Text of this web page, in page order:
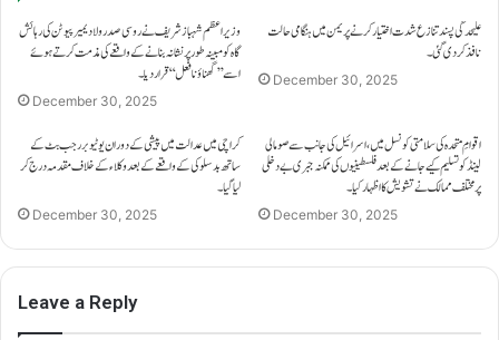
وزیراعظم شہباز شریف نے روسی صدر ولادیمیر پیوٹن کی رہائش
گاہ کو مبینہ طور پر نشانہ بنانے کے واقعے کی مذمت کرتے ہوئے
اسے ’’گھناؤنا فعل‘‘ قرار دیا۔
December 30, 2025
علیحدگی پسند تنازع شدت اختیار کرنے پر یمن میں ہنگامی حالت
نافذ کر دی گئی۔
December 30, 2025
کراچی میں عدالت میں پیشی کے دوران یوٹیوبر رجب بٹ کے
ساتھ بدسلوکی کے واقعے کے بعد وکلاء کے خلاف مقدمہ درج کر
لیا گیا۔
December 30, 2025
اقوامِ متحدہ کی سلامتی کونسل میں، اسرائیل کی جانب سے صومالی
لینڈ کو تسلیم کیے جانے کے بعد فلسطینیوں کی ممکنہ جبری بے دخلی
پر مختلف ممالک نے تشویش کا اظہار کیا۔
December 30, 2025
Leave a Reply